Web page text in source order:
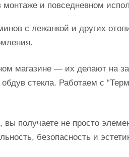
монтаже и повседневном
с лежанкой и других
магазине — их делают на
стекла. Работаем с
получаете не просто
безопасность и